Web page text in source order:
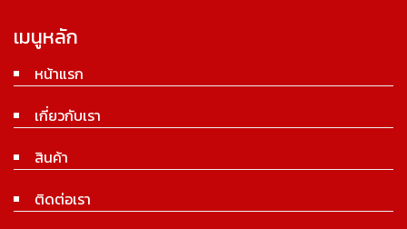
เมนูหลัก
หน้าแรก
เกี่ยวกับเรา
สินค้า
ติดต่อเรา